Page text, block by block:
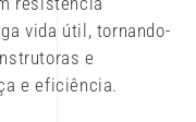
vida útil, tornando-
e
e eficiência.